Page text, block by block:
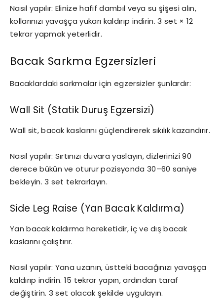
Nasıl yapılır: Elinize hafif dambıl veya su şişesi alın,
kollarınızı yavaşça yukarı kaldırıp indirin. 3 set × 12
tekrar yapmak yeterlidir.
Bacak Sarkma Egzersizleri
Bacaklardaki sarkmalar için egzersizler şunlardır:
Wall Sit (Statik Duruş Egzersizi)
Wall sit, bacak kaslarını güçlendirerek sıkılık kazandırır.
Nasıl yapılır: Sırtınızı duvara yaslayın, dizlerinizi 90
derece bükün ve oturur pozisyonda 30–60 saniye
bekleyin. 3 set tekrarlayın.
Side Leg Raise (Yan Bacak Kaldırma)
Yan bacak kaldırma hareketidir, iç ve dış bacak
kaslarını çalıştırır.
Nasıl yapılır: Yana uzanın, üstteki bacağınızı yavaşça
kaldırıp indirin. 15 tekrar yapın, ardından taraf
değiştirin. 3 set olacak şekilde uygulayın.